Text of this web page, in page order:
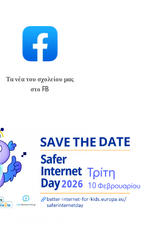
Τα νέα του σχολείου μας
στο FB